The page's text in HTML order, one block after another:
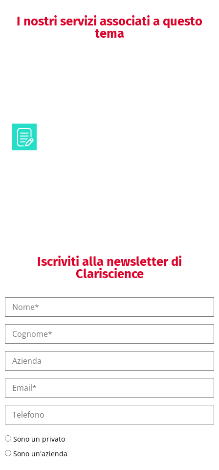
I nostri servizi associati a questo
tema
Iscriviti alla newsletter di
Clariscience
Sono un privato
Sono un'azienda